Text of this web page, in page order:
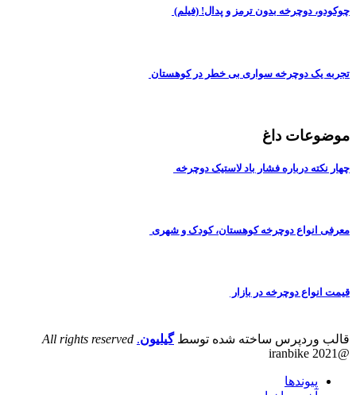
چوکودو، دوچرخه بدون ترمز و پدال! (فیلم)
تجربه یک دوچرخه سواری بی خطر در کوهستان
موضوعات داغ
چهار نکته درباره فشار باد لاستیک دوچرخه
معرفی انواع دوچرخه کوهستان، کودک و شهری
قیمت انواع دوچرخه در بازار
قالب وردپرس ساخته شده توسطگیلیون.
All rights reserved
@iranbike 2021
پیوندها